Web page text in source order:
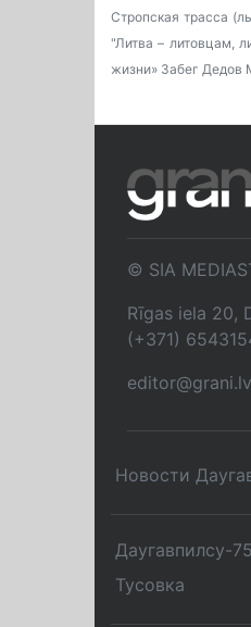
Стропская трасса
"Литва – литовцам,
жизни» Забег Дедов
© SIA
Rīgas iela 20,
(+371)
editor@grani.lv
Новости
Даугавпилсу-
Тусовка